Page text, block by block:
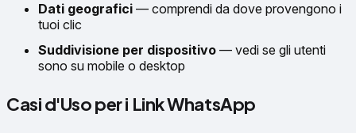
Dati geografici — comprendi da dove provengono i
tuoi clic
Suddivisione per dispositivo — vedi se gli utenti
sono su mobile o desktop
Casi d'Uso per i Link WhatsApp